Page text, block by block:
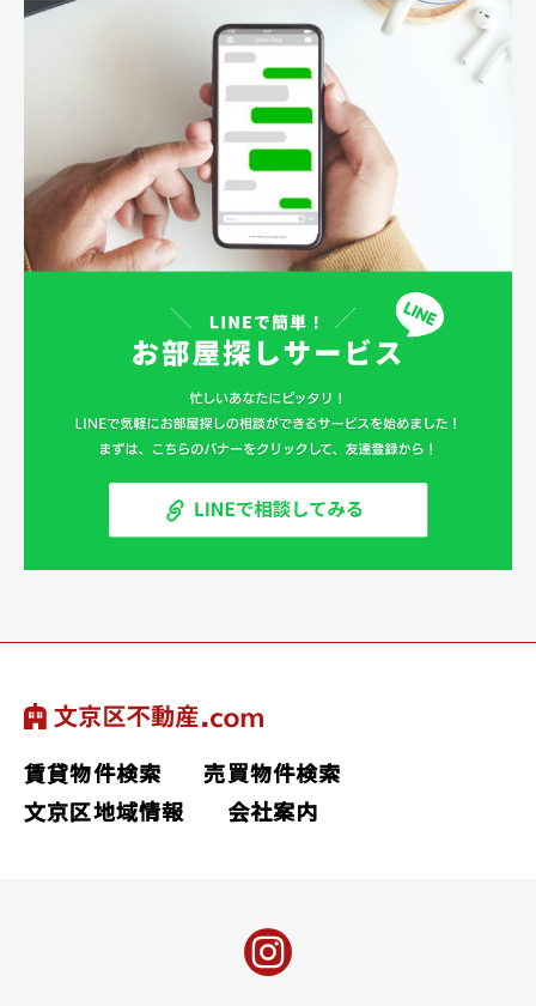
賃貸物件検索
売買物件検索
文京区地域情報
会社案内